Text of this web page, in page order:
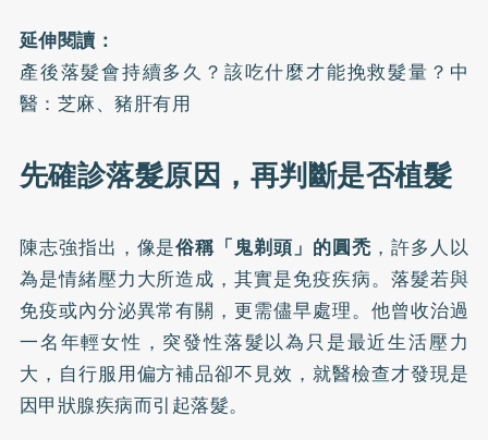
延伸閱讀：
產後落髮會持續多久？該吃什麼才能挽救髮量？中
醫：芝麻、豬肝有用
先確診落髮原因，再判斷是否植髮
陳志強指出，像是俗稱「鬼剃頭」的圓禿，許多人以
為是情緒壓力大所造成，其實是免疫疾病。落髮若與
免疫或內分泌異常有關，更需儘早處理。他曾收治過
一名年輕女性，突發性落髮以為只是最近生活壓力
大，自行服用偏方補品卻不見效，就醫檢查才發現是
因甲狀腺疾病而引起落髮。